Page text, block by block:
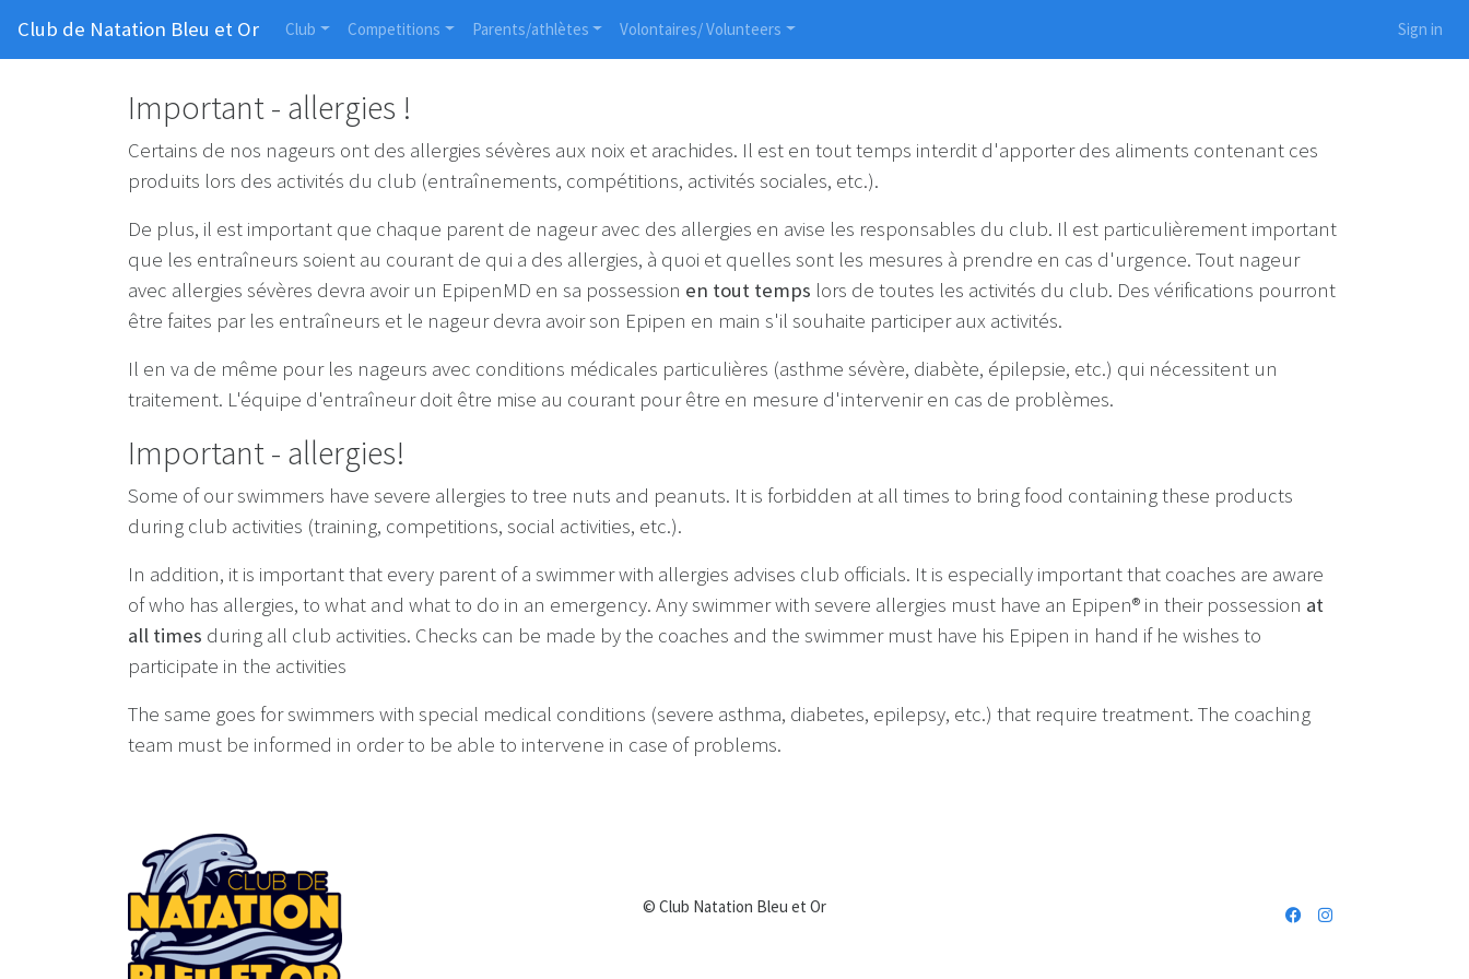
Club de Natation Bleu et Or Club Competitions Parents/athlètes Volontaires/ Volunteers Sign in
Important - allergies !
Certains de nos nageurs ont des allergies sévères aux noix et arachides. Il est en tout temps interdit d'apporter des aliments contenant ces
produits lors des activités du club (entraînements, compétitions, activités sociales, etc.).
De plus, il est important que chaque parent de nageur avec des allergies en avise les responsables du club. Il est particulièrement important
que les entraîneurs soient au courant de qui a des allergies, à quoi et quelles sont les mesures à prendre en cas d'urgence. Tout nageur
avec allergies sévères devra avoir un EpipenMD en sa possession en tout temps lors de toutes les activités du club. Des vérifications pourront
être faites par les entraîneurs et le nageur devra avoir son Epipen en main s'il souhaite participer aux activités.
Il en va de même pour les nageurs avec conditions médicales particulières (asthme sévère, diabète, épilepsie, etc.) qui nécessitent un
traitement. L'équipe d'entraîneur doit être mise au courant pour être en mesure d'intervenir en cas de problèmes.
Important - allergies!
Some of our swimmers have severe allergies to tree nuts and peanuts. It is forbidden at all times to bring food containing these products
during club activities (training, competitions, social activities, etc.).
In addition, it is important that every parent of a swimmer with allergies advises club officials. It is especially important that coaches are aware
of who has allergies, to what and what to do in an emergency. Any swimmer with severe allergies must have an Epipen® in their possession at
all times during all club activities. Checks can be made by the coaches and the swimmer must have his Epipen in hand if he wishes to
participate in the activities
The same goes for swimmers with special medical conditions (severe asthma, diabetes, epilepsy, etc.) that require treatment. The coaching
team must be informed in order to be able to intervene in case of problems.
© Club Natation Bleu et Or